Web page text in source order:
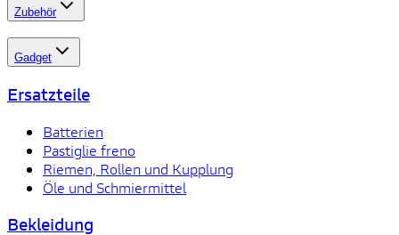
Zubehör
Gadget
Ersatzteile
Batterien
Pastiglie freno
Riemen, Rollen und Kupplung
Öle und Schmiermittel
Bekleidung